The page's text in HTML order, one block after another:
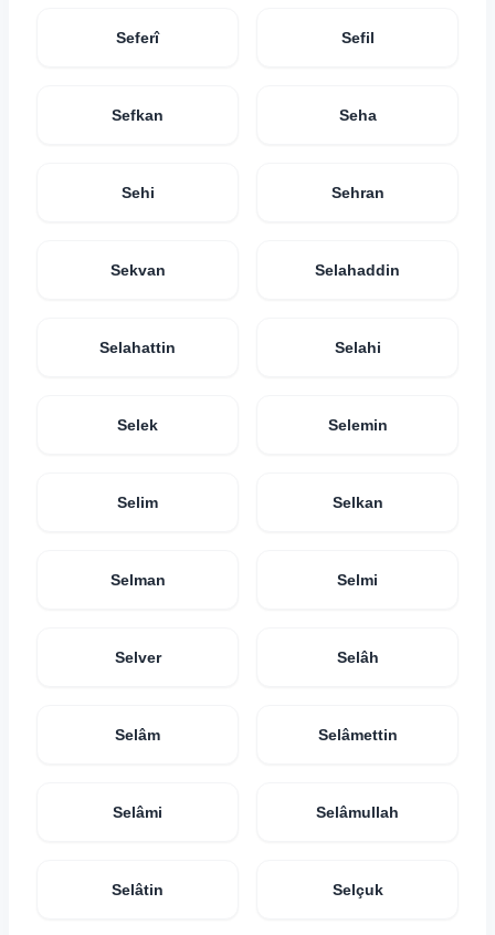
Seferî Sefil
Sefkan Seha
Sehi Sehran
Sekvan Selahaddin
Selahattin Selahi
Selek Selemin
Selim Selkan
Selman Selmi
Selver Selâh
Selâm Selâmettin
Selâmi Selâmullah
Selâtin Selçuk